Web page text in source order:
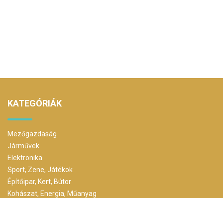
KATEGÓRIÁK
Mezőgazdaság
Járművek
Elektronika
Sport, Zene, Játékok
Építőipar, Kert, Bútor
Kohászat, Energia, Műanyag